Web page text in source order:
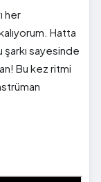
her
Hatta
şarkı sayesinde
Bu kez ritmi